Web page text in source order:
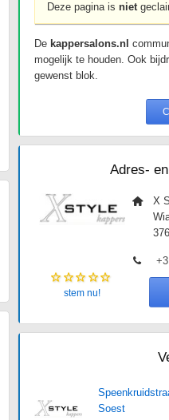
Deze pagina is niet
De kappersalons.nl
mogelijk te houden. Ook
gewenst blok.
Adres-
X
stem nu!
Soest